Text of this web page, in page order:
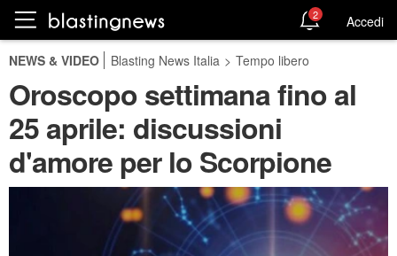
2 Accedi
NEWS & VIDEO Blasting News Italia > Tempo libero
Oroscopo settimana fino al
25 aprile: discussioni
d'amore per lo Scorpione